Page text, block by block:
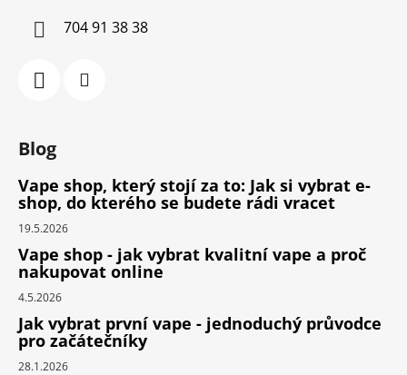
704 91 38 38
Blog
Vape shop, který stojí za to: Jak si vybrat e-
shop, do kterého se budete rádi vracet
19.5.2026
Vape shop - jak vybrat kvalitní vape a proč
nakupovat online
4.5.2026
Jak vybrat první vape - jednoduchý průvodce
pro začátečníky
28.1.2026